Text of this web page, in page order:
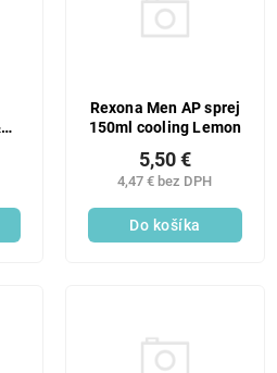
Rexona Men AP sprej
150ml cooling Lemon
4,47 € bez DPH
5,50 €
Do košíka